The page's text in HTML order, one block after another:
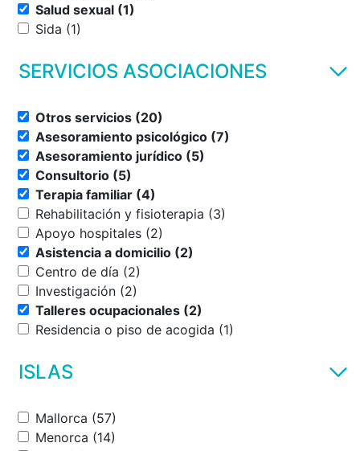
Salud sexual (1)
Sida (1)
SERVICIOS ASOCIACIONES
Otros servicios (20)
Asesoramiento psicológico (7)
Asesoramiento jurídico (5)
Consultorio (5)
Terapia familiar (4)
Rehabilitación y fisioterapia (3)
Apoyo hospitales (2)
Asistencia a domicilio (2)
Centro de día (2)
Investigación (2)
Talleres ocupacionales (2)
Residencia o piso de acogida (1)
ISLAS
Mallorca (57)
Menorca (14)